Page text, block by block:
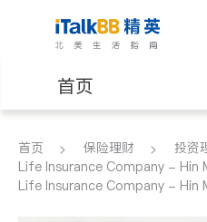
首页
医生
保险理财 房
首页 保险理财 投资
Life Insurance Company - Hin
Life Insurance Company - Hin